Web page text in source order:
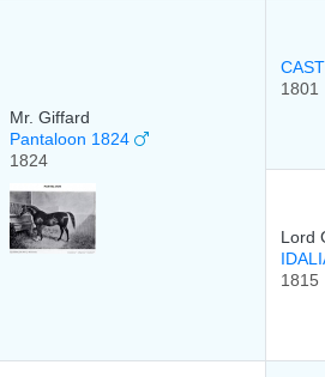
Mr. Giffard
Pantaloon 1824
1824
1801
Lord
1815